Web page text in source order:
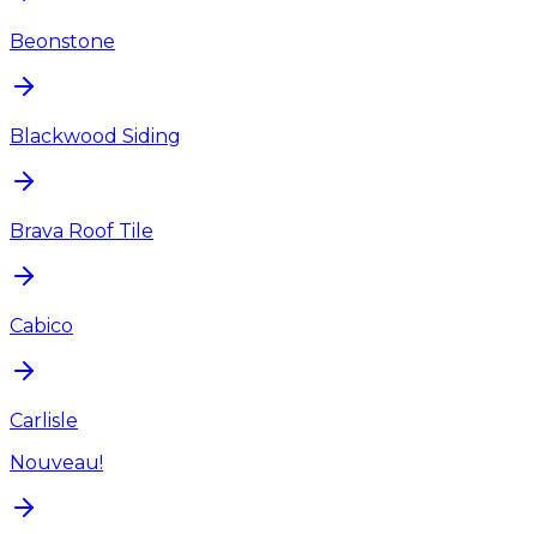
Beonstone
Blackwood Siding
Brava Roof Tile
Cabico
Carlisle
Nouveau!